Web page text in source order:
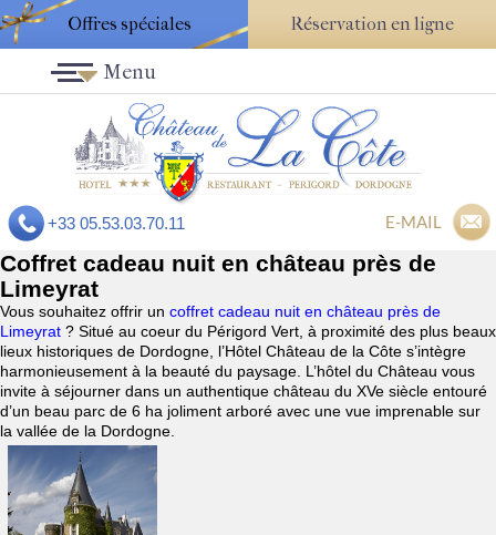
Offres spéciales Réservation en ligne
+33 05.53.03.70.11 E-MAIL
Menu
Coffret cadeau nuit en château près de
Limeyrat
Vous souhaitez offrir un coffret cadeau nuit en château près de
Limeyrat ? Situé au coeur du Périgord Vert, à proximité des plus beaux
lieux historiques de Dordogne, l’Hôtel Château de la Côte s’intègre
harmonieusement à la beauté du paysage. L’hôtel du Château vous
invite à séjourner dans un authentique château du XVe siècle entouré
d’un beau parc de 6 ha joliment arboré avec une vue imprenable sur
la vallée de la Dordogne.